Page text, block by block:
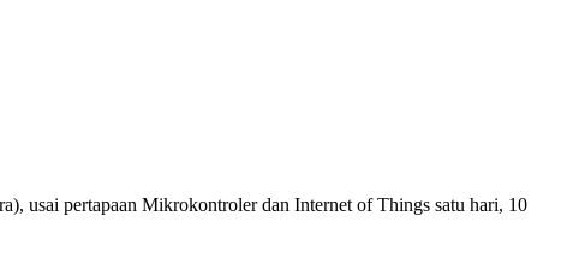
usai pertapaan Mikrokontroler dan Internet of Things satu hari, 10